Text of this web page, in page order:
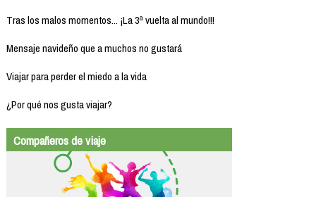
Tras los malos momentos... ¡La 3ª vuelta al mundo!!!
Mensaje navideño que a muchos no gustará
Viajar para perder el miedo a la vida
¿Por qué nos gusta viajar?
Compañeros de viaje